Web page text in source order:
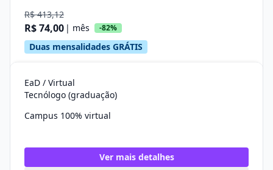
R$ 413,12
R$ 74,00 | mês -82%
Duas mensalidades GRÁTIS
EaD / Virtual
Tecnólogo (graduação)
Campus 100% virtual
Ver mais detalhes